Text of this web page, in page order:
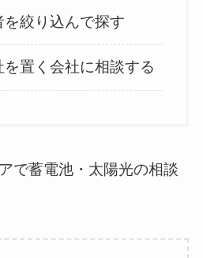
絞り込んで探す
置く会社に相談する
で蓄電池・太陽光の相談